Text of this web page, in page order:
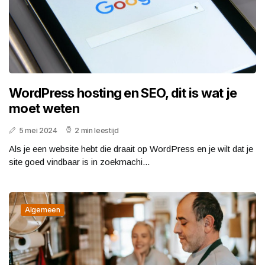
WordPress hosting en SEO, dit is wat je
moet weten
5 mei 2024 2 min leestijd
Als je een website hebt die draait op WordPress en je wilt dat je
site goed vindbaar is in zoekmachi...
Algemeen